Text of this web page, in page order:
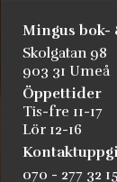
Mingus bok-
Skolgatan 98
903 31 Umeå
Öppettider
Tis-fre 11-17
Lör 12-16
070 - 277 32 15